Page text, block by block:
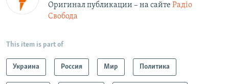
Оригинал публикации – на сайте Радіо
Свобода
This item is part of
Украина Россия Мир Политика